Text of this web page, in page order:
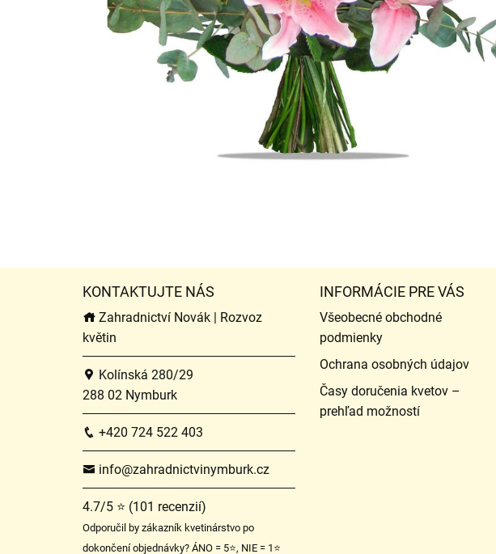
KONTAKTUJTE NÁS
Zahradnictví Novák | Rozvoz
květin
Kolínská 280/29
288 02 Nymburk
+420 724 522 403
info@zahradnictvinymburk.cz
4.7/5 ⭐ (101 recenzií)
Odporučil by zákazník kvetinárstvo po
dokončení objednávky? ÁNO = 5⭐, NIE = 1⭐
INFORMÁCIE PRE VÁS
Všeobecné obchodné
podmienky
Ochrana osobných údajov
Časy doručenia kvetov –
prehľad možností